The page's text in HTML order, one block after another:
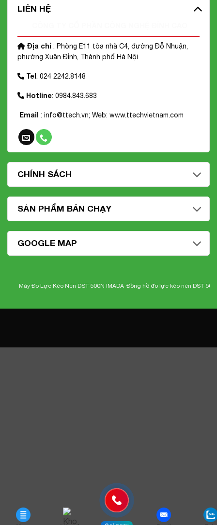
LIÊN HỆ
Địa chỉ : Phòng E11 tòa nhà C4, đường Đỗ Nhuận,
phường Xuân Đỉnh, Thành phố Hà Nội
Tel: 024 2242.8148
Hotline: 0984.843.683
Email : info@ttech.vn; Web: www.ttechvietnam.com
CHÍNH SÁCH
SẢN PHẨM BÁN CHẠY
GOOGLE MAP
Máy Đo Lực Kéo Nén DST-500N IMADA-Đồng hồ đo lực kéo nén DST-500N